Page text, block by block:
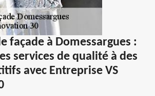
façade à Domessargues :
services de qualité à des
avec Entreprise VS